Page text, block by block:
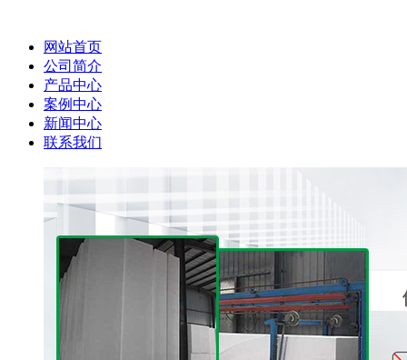
网站首页
公司简介
产品中心
案例中心
新闻中心
联系我们